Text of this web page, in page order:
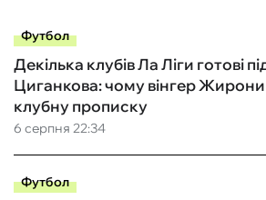
Футбол
6 серпня 22:34
Декілька клубів Ла Ліги готові
Циганкова: чому вінгер Жирони
клубну прописку
Футбол